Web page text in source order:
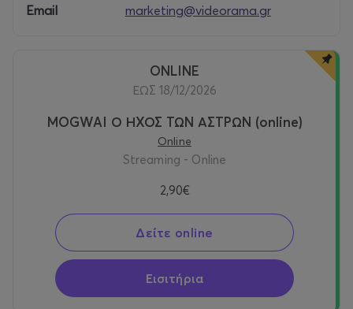
Email
marketing@videorama.gr
ONLINE
ΕΩΣ 18/12/2026
MOGWAI Ο ΗΧΟΣ ΤΩΝ ΑΣΤΡΩΝ (online)
Online
Streaming - Online
2,90€
Δείτε online
Εισιτήρια